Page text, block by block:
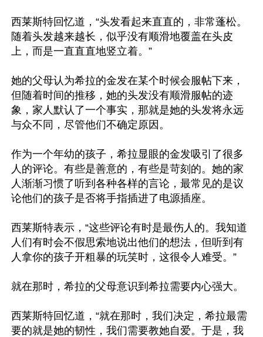
西莱斯特回忆道，“头发看起来直直的，非常蓬松。
随着头发越来越长，似乎没有顺滑地覆盖在头皮
上，而是一直直直地竖立着。”
她的父母认为希拉的金发在某个时候会服帖下来，
但随着时间的推移，她的头发没有顺滑服帖的迹
象，家人默认了一个事实，那就是她的头发将永远
与众不同，尽管他们不确定原因。
作为一个年幼的孩子，希拉显眼的金发吸引了很多
人的评论。有些是善意的，有些是苛刻的。她的家
人渐渐习惯了听到各种各样的言论，最常见的是议
论他们的孩子是否将手指插进了电源插座。
西莱斯特表示，“这些评论有时是最伤人的。我知道
人们有时会不假思索地说出他们的想法，但听到有
人拿你的孩子开粗暴的玩笑时，这很令人难受。”
就在那时，希拉的父母意识到希拉需要内心强大。
西莱斯特回忆道，“就在那时，我们决定，希拉最需
要的就是她的韧性，我们需要教她自爱。于是，我